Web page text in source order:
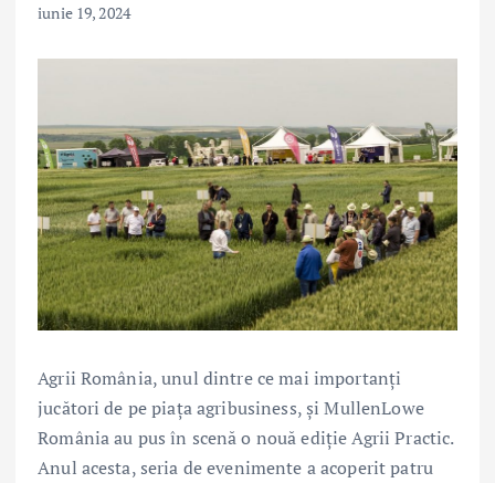
iunie 19, 2024
Agrii România, unul dintre ce mai importanți
jucători de pe piața agribusiness, și MullenLowe
România au pus în scenă o nouă ediție Agrii Practic.
Anul acesta, seria de evenimente a acoperit patru